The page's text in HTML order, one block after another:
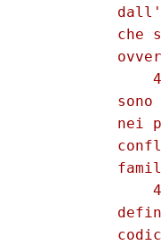
che
sono
nei